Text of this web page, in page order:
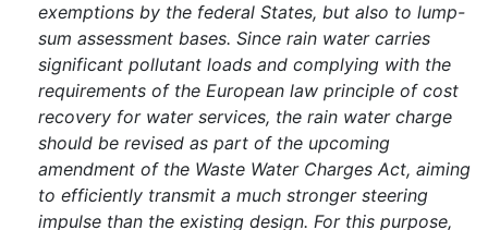
exemptions by the federal States, but also to lump-
sum assessment bases. Since rain water carries
significant pollutant loads and complying with the
requirements of the European law principle of cost
recovery for water services, the rain water charge
should be revised as part of the upcoming
amendment of the Waste Water Charges Act, aiming
to efficiently transmit a much stronger steering
impulse than the existing design. For this purpose,